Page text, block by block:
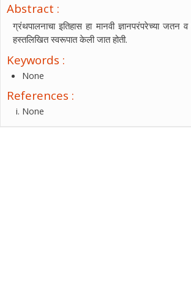
Abstract :
ग्रंथपालनाचा इतिहास हा मानवी ज्ञानपरंपरेच्या जतन
हस्तलिखित स्वरूपात केली जात होती.
Keywords :
None
References :
None